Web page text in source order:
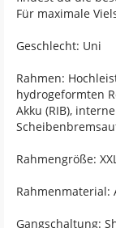
Für maximale
Geschlecht: Uni
Rahmen:
hydrogeformten
Akku (RIB),
Rahmengröße: XXL
Rahmenmaterial:
Gangschaltung: